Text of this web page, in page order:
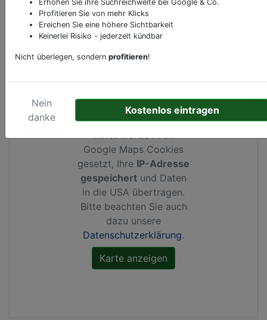
Kartenansicht Stiftgasse 4 in
Durch Aktivierung dieser
Karte werden von
Google Maps Cookies
gesetzt, Ihre IP-Adresse
gespeichert und Daten
in die USA übertragen.
Bitte beachten Sie auch
dazu unsere
Datenschutzerklärung.
Erhöhen Sie ihre Suchreichweite bei Google & Co.
Profitieren Sie von mehr Klicks
Ereichen Sie eine höhere Sichtbarkeit
Keinerlei Risiko - jederzeit kündbar
Nicht überlegen, sondern profitieren!
Nein
danke
Kostenlos eintragen